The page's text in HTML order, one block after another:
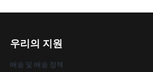
우리의 지원
배송 및 배송 정책